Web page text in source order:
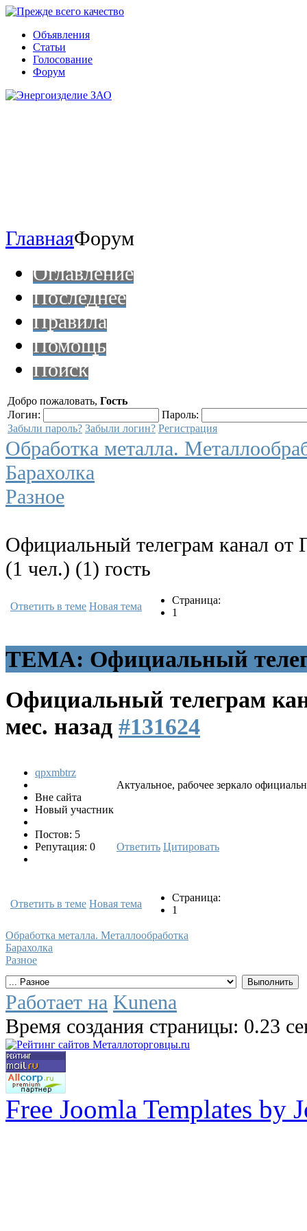
Объявления
Статьи
Голосование
Форум
ГлавнаяФорум
Оглавление
Последнее
Правила
Помощь
Поиск
Добро пожаловать, Гость
Логин:
Пароль:
Забыли пароль? Забыли логин? Регистрация
Обработка металла.
Барахолка
Разное
Официальный телеграм канал от
(1 чел.) (1) гость
Ответить в теме Новая тема
Страница:
1
ТЕМА: Официальный
Официальный телеграм
мес. назад #131624
qpxmbtrz
Вне сайта
Новый участник
Постов: 5
Репутация: 0
Актуальное, рабочее зеркало
Ответить Цитировать
Ответить в теме Новая тема
Страница:
1
Обработка металла. Металлообработка
Барахолка
Разное
Работает на Kunena
Время создания страницы: 0.23
Free Joomla Templates by